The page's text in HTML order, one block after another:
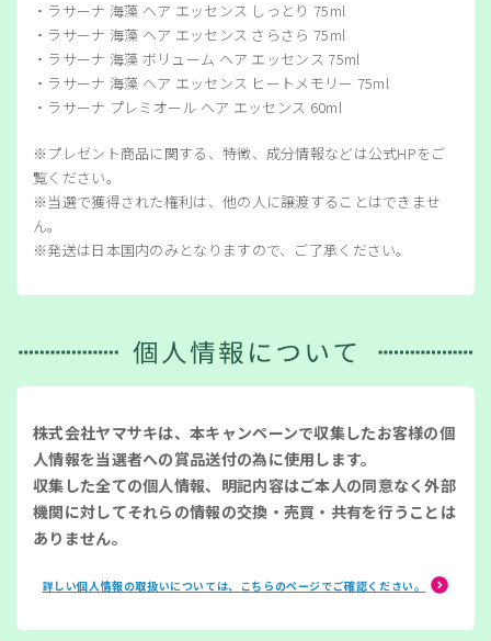
・ラサーナ 海藻 ヘア エッセンス しっとり 75ml
・ラサーナ 海藻 ヘア エッセンス さらさら 75ml
・ラサーナ 海藻 ボリューム ヘア エッセンス 75ml
・ラサーナ 海藻 ヘア エッセンス ヒートメモリー 75ml
・ラサーナ プレミオール ヘア エッセンス 60ml
※プレゼント商品に関する、特徴、成分情報などは公式HPをご
覧ください。
※当選で獲得された権利は、他の人に譲渡することはできませ
ん。
※発送は日本国内のみとなりますので、ご了承ください。
株式会社ヤマサキは、本キャンペーンで収集したお客様の個
人情報を当選者への賞品送付の為に使用します。
収集した全ての個人情報、明記内容はご本人の同意なく外部
機関に対してそれらの情報の交換・売買・共有を行うことは
ありません。
詳しい個人情報の取扱いについては、こちらのページでご確認ください。